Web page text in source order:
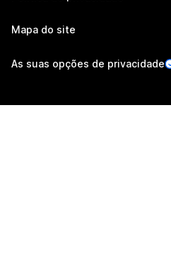
Mapa do site
As suas opções de privacidade